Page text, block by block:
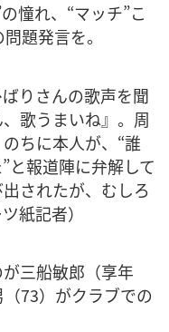
憧れ、“マッチ”こ
題発言を。
りさんの歌声を聞
歌うまいね』。周
ちに本人が、“誰
と報道陣に弁解して
されたが、むしろ
紙記者）
三船敏郎（享年
73）がクラブでの